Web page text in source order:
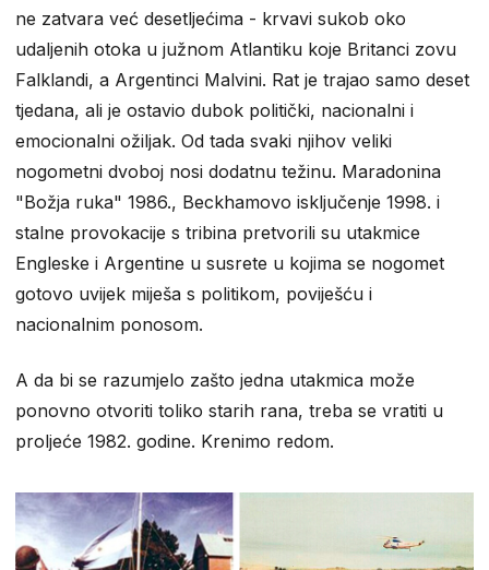
ne zatvara već desetljećima - krvavi sukob oko
udaljenih otoka u južnom Atlantiku koje Britanci zovu
Falklandi, a Argentinci Malvini. Rat je trajao samo deset
tjedana, ali je ostavio dubok politički, nacionalni i
emocionalni ožiljak. Od tada svaki njihov veliki
nogometni dvoboj nosi dodatnu težinu. Maradonina
"Božja ruka" 1986., Beckhamovo isključenje 1998. i
stalne provokacije s tribina pretvorili su utakmice
Engleske i Argentine u susrete u kojima se nogomet
gotovo uvijek miješa s politikom, poviješću i
nacionalnim ponosom.
A da bi se razumjelo zašto jedna utakmica može
ponovno otvoriti toliko starih rana, treba se vratiti u
proljeće 1982. godine. Krenimo redom.